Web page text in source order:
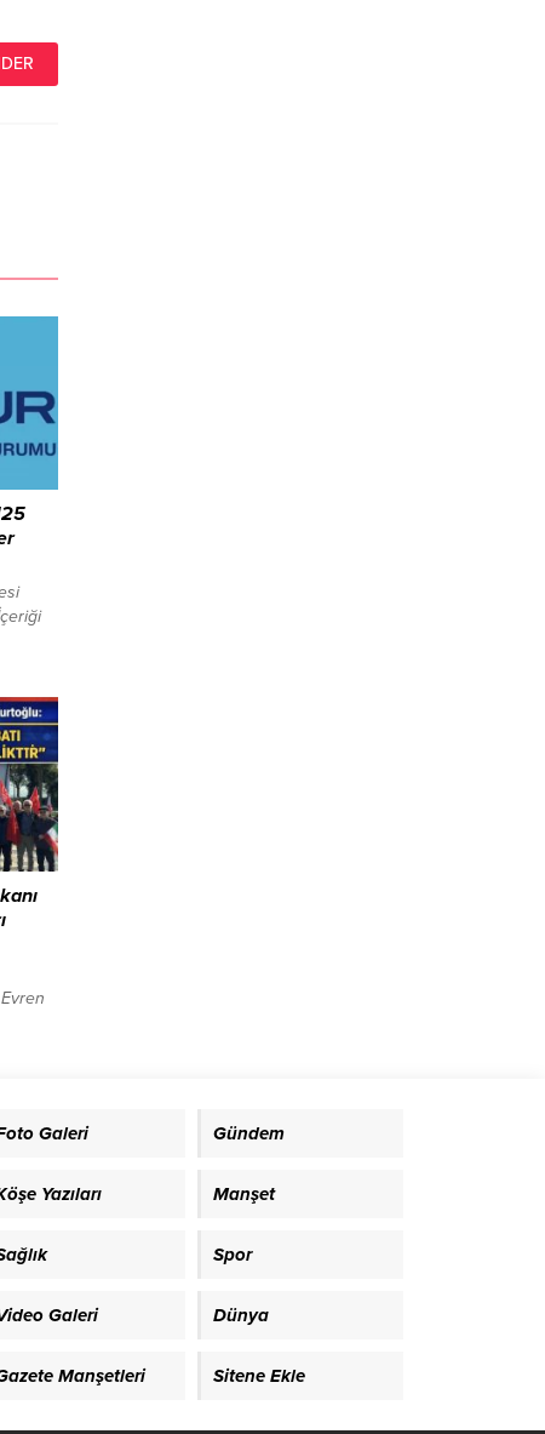
28
Galeri Gündem
Yazıları Manşet
Spor
Galeri Dünya
Manşetleri Sitene Ekle